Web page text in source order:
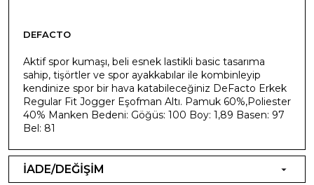
DEFACTO
Aktif spor kumaşı, beli esnek lastikli basic tasarıma
sahip, tişörtler ve spor ayakkabılar ile kombinleyip
kendinize spor bir hava katabileceğiniz DeFacto Erkek
Regular Fit Jogger Eşofman Altı. Pamuk 60%,Poliester
40% Manken Bedeni: Göğüs: 100 Boy: 1,89 Basen: 97
Bel: 81
İADE/DEĞİŞİM